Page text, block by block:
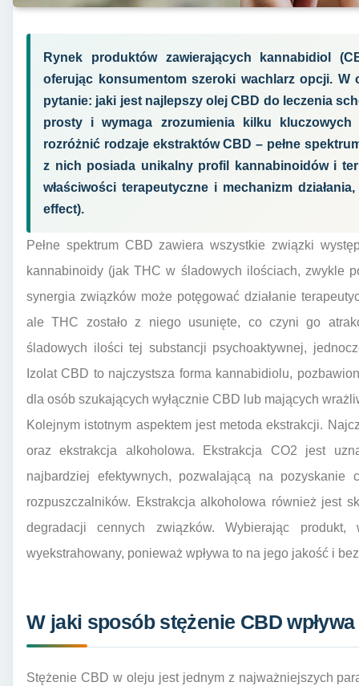
Rynek produktów zawierających kannabidiol
oferując konsumentom szeroki wachlarz opcji.
pytanie: jaki jest najlepszy olej CBD do leczenia
prosty i wymaga zrozumienia kilku kluczowych
rozróżnić rodzaje ekstraktów CBD – pełne
z nich posiada unikalny profil kannabinoidów i
właściwości terapeutyczne i mechanizm
effect).
Pełne spektrum CBD zawiera wszystkie związki
kannabinoidy (jak THC w śladowych ilościach, zwykle
synergia związków może potęgować działanie
ale THC zostało z niego usunięte, co czyni go
śladowych ilości tej substancji psychoaktywnej,
Izolat CBD to najczystsza forma kannabidiolu,
dla osób szukających wyłącznie CBD lub mających
Kolejnym istotnym aspektem jest metoda ekstrakcji.
oraz ekstrakcja alkoholowa. Ekstrakcja CO2 jest
najbardziej efektywnych, pozwalającą na pozyskanie
rozpuszczalników. Ekstrakcja alkoholowa również jest
degradacji cennych związków. Wybierając
wyekstrahowany, ponieważ wpływa to na jego jakość i
W jaki sposób stężenie CBD
Stężenie CBD w oleju jest jednym z najważniejszych